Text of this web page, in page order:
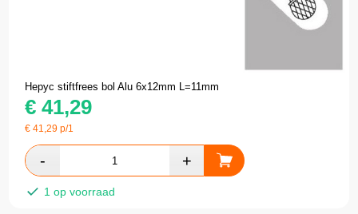
Hepyc stiftfrees bol Alu 6x12mm L=11mm
€ 41,29
€41,29 p/1
1 op voorraad